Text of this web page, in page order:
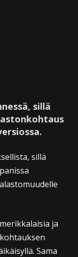
sillä
sillä
ja
Sama